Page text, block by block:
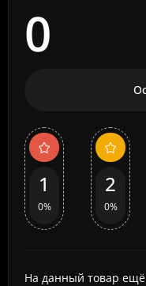
0
1
0%
2
0%
На данный товар ещё